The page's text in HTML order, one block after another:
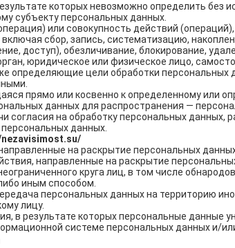
которых невозможно определить
субъекту персональных данных.
или совокупность действий
сбор, запись, систематизацию,
доступ), обезличивание, блокирование,
юридическое или физическое лицо,
определяющие цели обработки
прямо или косвенно к определенному или
данных для распространения —
согласия на обработку персональных
данных.
на раскрытие персональных
направленные на раскрытие
круга лиц, в том числе
иным способом.
персональных данных на территорию
лицу.
в результате которых персональные данные
системе персональных данных и/